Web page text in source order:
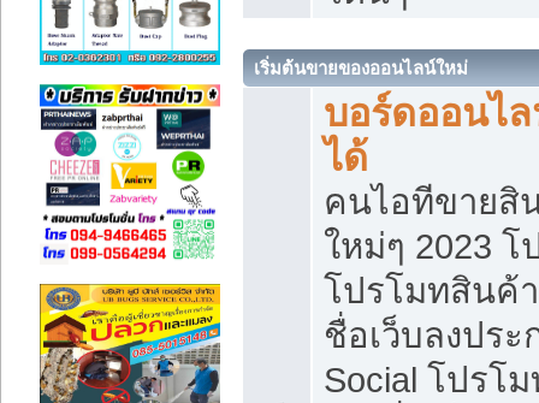
เริ่มต้นขายของออนไลน์ใหม่
บอร์ดออนไ
ได้
คนไอทีขายสิ
ใหม่ๆ 2023
โปรโมทสินค้
ชื่อเว็บลงปร
Social โปรโ